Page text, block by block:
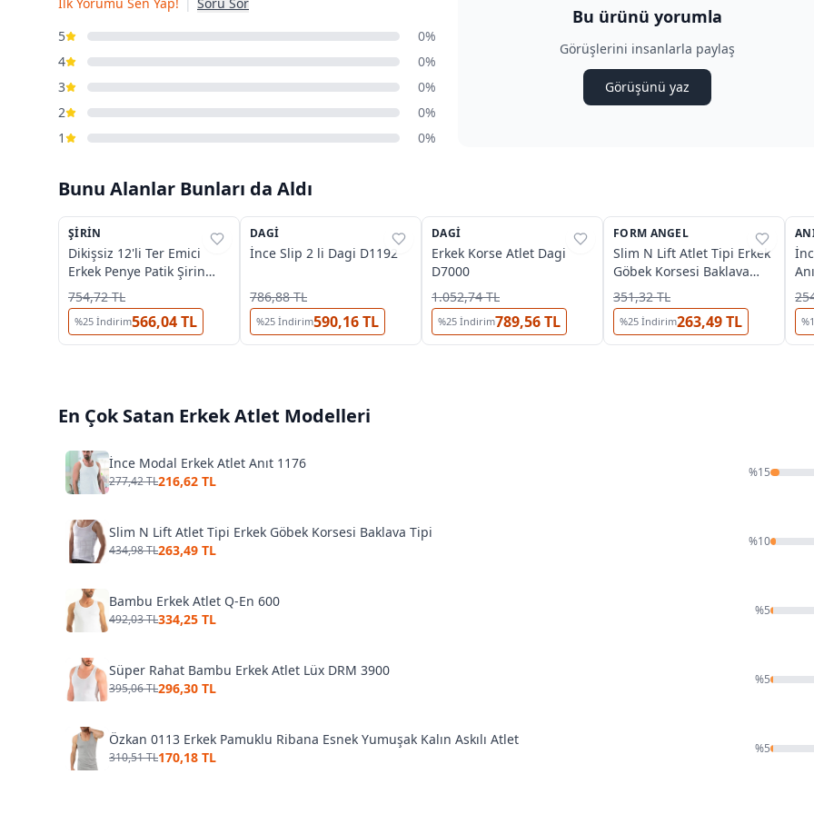
5
0%
4
0%
3
0%
2
0%
1
0%
Bu ürünü yorumla
Görüşlerini insanlarla paylaş
Görüşünü yaz
Bunu Alanlar Bunları da Aldı
%44
ŞIRIN
Dikişsiz 12'li Ter Emici
Erkek Penye Patik Şirin
7090-07- 12 ADET
754,72 TL
%25 İndirim566,04 TL
%52
DAGI
İnce Slip 2 li Dagi D1192
786,88 TL
%25 İndirim590,16 TL
%40
DAGI
Erkek Korse Atlet Dagi
D7000
1.052,74 TL
%25 İndirim789,56 TL
%39
FORM ANGEL
Slim N Lift Atlet Tipi Erkek
Göbek Korsesi Baklava
Tipi
351,32 TL
%25 İndirim263,49 TL
%
%
En Çok Satan Erkek Atlet Modelleri
İnce Modal Erkek Atlet Anıt 1176
277,42 TL216,62 TL
%15
Slim N Lift Atlet Tipi Erkek Göbek Korsesi Baklava Tipi
434,98 TL263,49 TL
%10
Bambu Erkek Atlet Q-En 600
492,03 TL334,25 TL
%5
Süper Rahat Bambu Erkek Atlet Lüx DRM 3900
395,06 TL296,30 TL
%5
Özkan 0113 Erkek Pamuklu Ribana Esnek Yumuşak Kalın Askılı Atlet
310,51 TL170,18 TL
%5